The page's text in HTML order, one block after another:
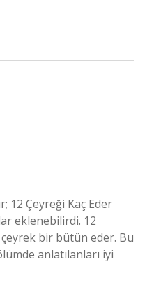
12 Çeyreği Kaç Eder
eklenebilirdi. 12
bir bütün eder. Bu
anlatılanları iyi